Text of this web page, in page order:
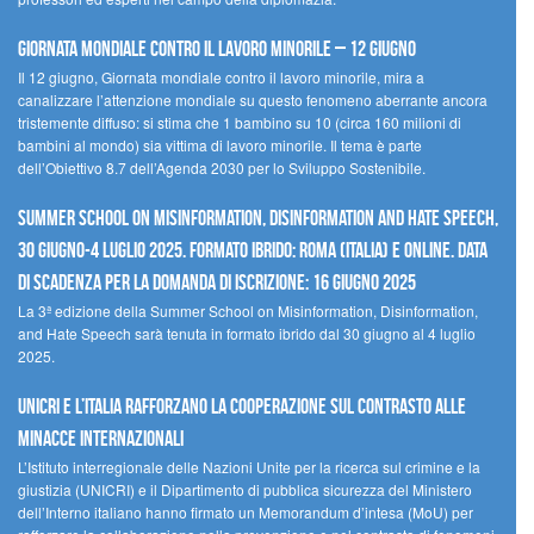
Giornata mondiale contro il lavoro minorile – 12 giugno
Il 12 giugno, Giornata mondiale contro il lavoro minorile, mira a
canalizzare l’attenzione mondiale su questo fenomeno aberrante ancora
tristemente diffuso: si stima che 1 bambino su 10 (circa 160 milioni di
bambini al mondo) sia vittima di lavoro minorile. Il tema è parte
dell’Obiettivo 8.7 dell’Agenda 2030 per lo Sviluppo Sostenibile.
Summer School on Misinformation, Disinformation and Hate Speech,
30 giugno-4 luglio 2025. Formato ibrido: Roma (Italia) e online. Data
di scadenza per la domanda di iscrizione: 16 giugno 2025
La 3ª edizione della Summer School on Misinformation, Disinformation,
and Hate Speech sarà tenuta in formato ibrido dal 30 giugno al 4 luglio
2025.
UNICRI e l’Italia rafforzano la cooperazione sul contrasto alle
minacce internazionali
L’Istituto interregionale delle Nazioni Unite per la ricerca sul crimine e la
giustizia (UNICRI) e il Dipartimento di pubblica sicurezza del Ministero
dell’Interno italiano hanno firmato un Memorandum d’intesa (MoU) per